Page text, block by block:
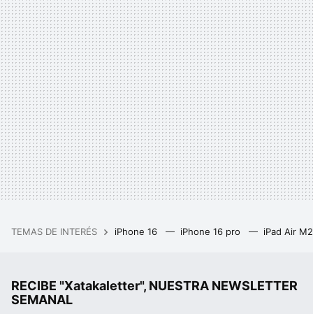
TEMAS DE INTERÉS iPhone 16 iPhone 16 pro iPad Air
RECIBE "Xatakaletter", NUESTRA NEWSLETTER
SEMANAL